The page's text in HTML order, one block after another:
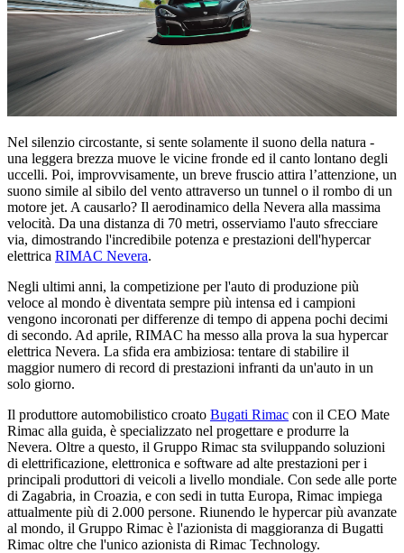
Nel silenzio circostante, si sente solamente il suono della natura -
una leggera brezza muove le vicine fronde ed il canto lontano degli
uccelli. Poi, improvvisamente, un breve fruscio attira l’attenzione, un
suono simile al sibilo del vento attraverso un tunnel o il rombo di un
motore jet. A causarlo? Il aerodinamico della Nevera alla massima
velocità. Da una distanza di 70 metri, osserviamo l'auto sfrecciare
via, dimostrando l'incredibile potenza e prestazioni dell'hypercar
elettrica RIMAC Nevera.
Negli ultimi anni, la competizione per l'auto di produzione più
veloce al mondo è diventata sempre più intensa ed i campioni
vengono incoronati per differenze di tempo di appena pochi decimi
di secondo. Ad aprile, RIMAC ha messo alla prova la sua hypercar
elettrica Nevera. La sfida era ambiziosa: tentare di stabilire il
maggior numero di record di prestazioni infranti da un'auto in un
solo giorno.
Il produttore automobilistico croato Bugati Rimac con il CEO Mate
Rimac alla guida, è specializzato nel progettare e produrre la
Nevera. Oltre a questo, il Gruppo Rimac sta sviluppando soluzioni
di elettrificazione, elettronica e software ad alte prestazioni per i
principali produttori di veicoli a livello mondiale. Con sede alle porte
di Zagabria, in Croazia, e con sedi in tutta Europa, Rimac impiega
attualmente più di 2.000 persone. Riunendo le hypercar più avanzate
al mondo, il Gruppo Rimac è l'azionista di maggioranza di Bugatti
Rimac oltre che l'unico azionista di Rimac Technology.